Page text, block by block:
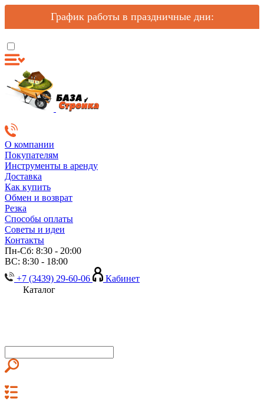
График работы в праздничные дни:
О компании
Покупателям
Инструменты в аренду
Доставка
Как купить
Обмен и возврат
Резка
Способы оплаты
Советы и идеи
Контакты
Пн-Сб: 8:30 - 20:00
ВС: 8:30 - 18:00
+7 (3439) 29-60-06
Кабинет
Каталог